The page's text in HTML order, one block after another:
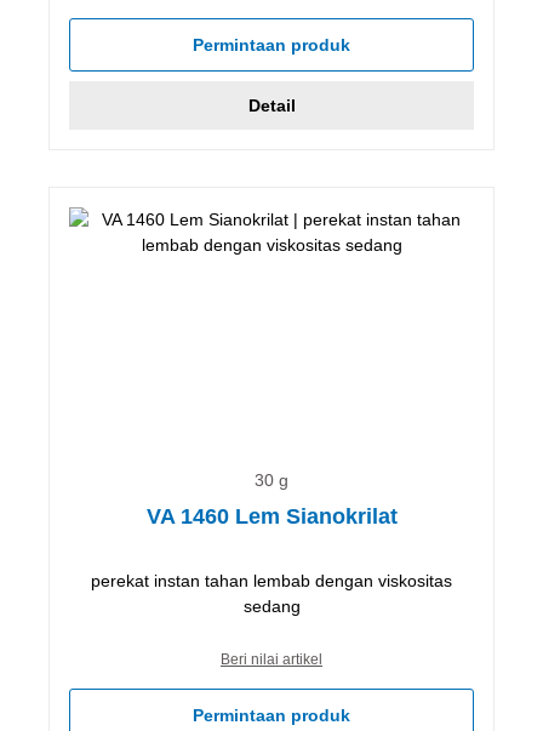
Permintaan produk
Detail
30 g
VA 1460 Lem Sianokrilat
perekat instan tahan lembab dengan viskositas
sedang
Beri nilai artikel
Permintaan produk